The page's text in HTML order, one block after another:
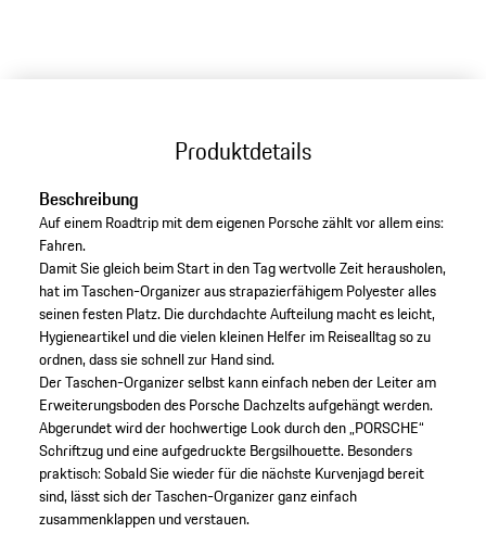
Produktdetails
Beschreibung
Auf einem Roadtrip mit dem eigenen Porsche zählt vor allem eins:
Fahren.
Damit Sie gleich beim Start in den Tag wertvolle Zeit herausholen,
hat im Taschen-Organizer aus strapazierfähigem Polyester alles
seinen festen Platz. Die durchdachte Aufteilung macht es leicht,
Hygieneartikel und die vielen kleinen Helfer im Reisealltag so zu
ordnen, dass sie schnell zur Hand sind.
Der Taschen-Organizer selbst kann einfach neben der Leiter am
Erweiterungsboden des Porsche Dachzelts aufgehängt werden.
Abgerundet wird der hochwertige Look durch den „PORSCHE“
Schriftzug und eine aufgedruckte Bergsilhouette. Besonders
praktisch: Sobald Sie wieder für die nächste Kurvenjagd bereit
sind, lässt sich der Taschen-Organizer ganz einfach
zusammenklappen und verstauen.